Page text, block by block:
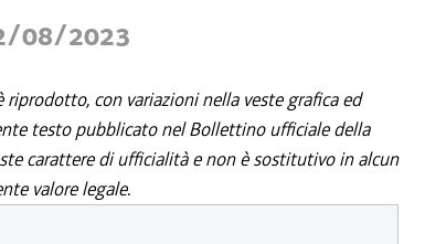
08/2023
con variazioni nella veste grafica ed
testo pubblicato nel Bollettino ufficiale della
carattere di ufficialità e non è sostitutivo in alcun
valore legale.